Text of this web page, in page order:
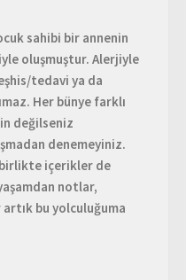
sahibi bir annenin
oluşmuştur. Alerjiyle
tedavi ya da
Her bünye farklı
değilseniz
denemeyiniz.
içerikler de
notlar,
bu yolculuğuma